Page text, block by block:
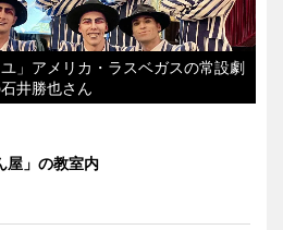
」アメリカ・ラスベガスの常設劇
井勝也さん
屋」の教室内